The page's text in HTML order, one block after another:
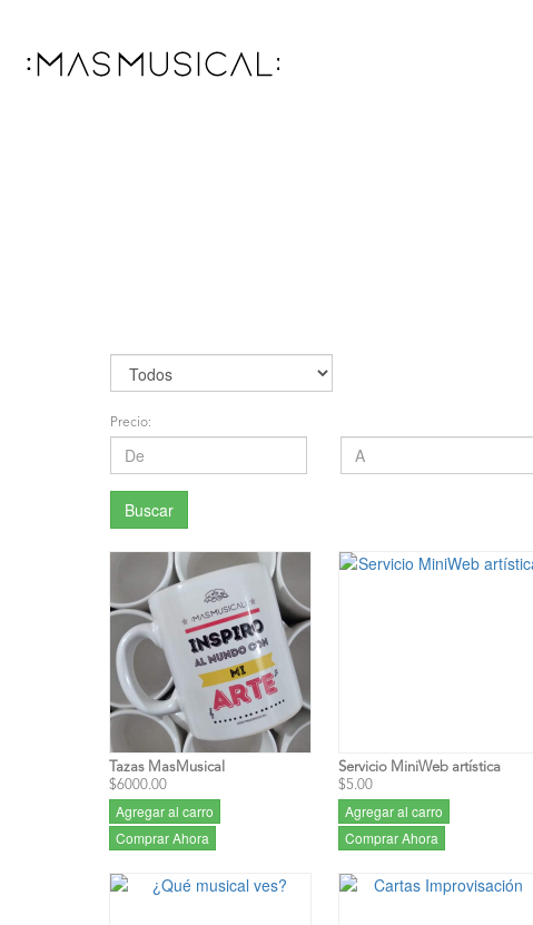
Precio:
Buscar
Tazas MasMusical
$6000.00
Agregar al carro
Comprar Ahora
Servicio MiniWeb artística
$5.00
Agregar al carro
Comprar Ahora